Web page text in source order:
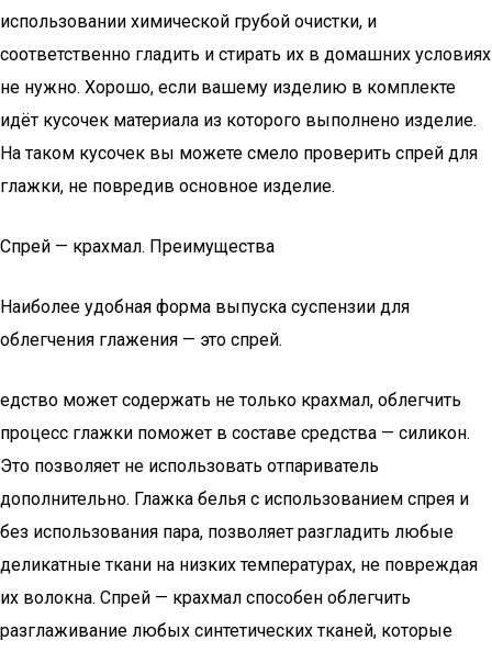
использовании химической грубой очистки, и
соответственно гладить и стирать их в домашних условиях
не нужно. Хорошо, если вашему изделию в комплекте
идёт кусочек материала из которого выполнено изделие.
На таком кусочек вы можете смело проверить спрей для
глажки, не повредив основное изделие.
Спрей — крахмал. Преимущества
Наиболее удобная форма выпуска суспензии для
облегчения глажения — это спрей.
едство может содержать не только крахмал, облегчить
процесс глажки поможет в составе средства — силикон.
Это позволяет не использовать отпариватель
дополнительно. Глажка белья с использованием спрея и
без использования пара, позволяет разгладить любые
деликатные ткани на низких температурах, не повреждая
их волокна. Спрей — крахмал способен облегчить
разглаживание любых синтетических тканей, которые